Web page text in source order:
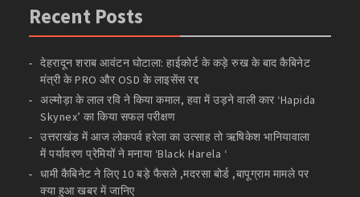
Recent Posts
देहरादून शराब आवंटन घोटाला: हाईकोर्ट के कड़े रुख के बाद कैबिनेट
मंत्री के PRO और OSD के लाइसेंस रद्द
अल्मोड़ा के लाल रवि ने किया कमाल, हवा में उड़ने वाली कार ‘Hapida
Skynex’ का किया सफल परीक्षण
उत्तराखंड में आज लोकपर्व हरेला का उत्साह तो ऋषिकेश भानियावाला
में पर्यावरण प्रेमियों ने मनाया ‘Black Harela ‘
धामी कैबिनेट ने लिए 10 बड़े फैसले ,मदरसा बोर्ड ,बापूग्राम मामले पर
क्या हुआ खबर में जानिए